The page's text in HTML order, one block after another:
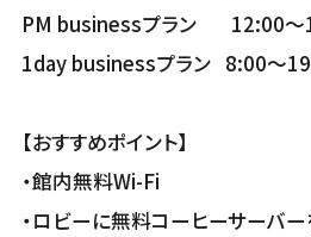
PM businessプラン 12:00
1day businessプラン 8:00
【おすすめポイント】
・館内無料Wi-Fi
・ロビーに無料コーヒーサーバ